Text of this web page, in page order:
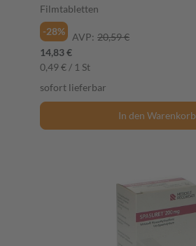
Filmtabletten
-28%
AVP: 20,59 €
14,83 €
0,49 € / 1 St
sofort lieferbar
In den Warenkorb